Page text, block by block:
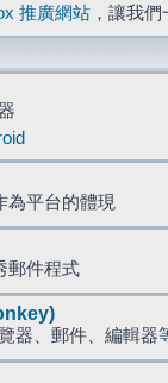
推廣網站 ，讓我
為平台的體現
郵件程式
器、郵件、編輯器